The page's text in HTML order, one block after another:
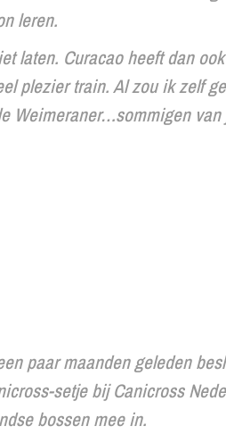
leren.
laten. Curacao heeft dan
plezier train. Al zou ik zelf
Weimeraner…sommigen
paar maanden geleden
setje bij Canicross
bossen mee in.